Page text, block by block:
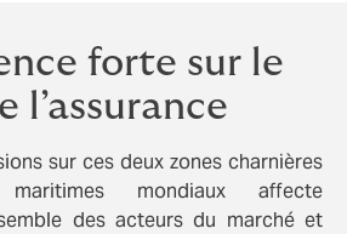
forte sur le
l’assurance
sur ces deux zones charnières
mondiaux affecte
des acteurs du marché et